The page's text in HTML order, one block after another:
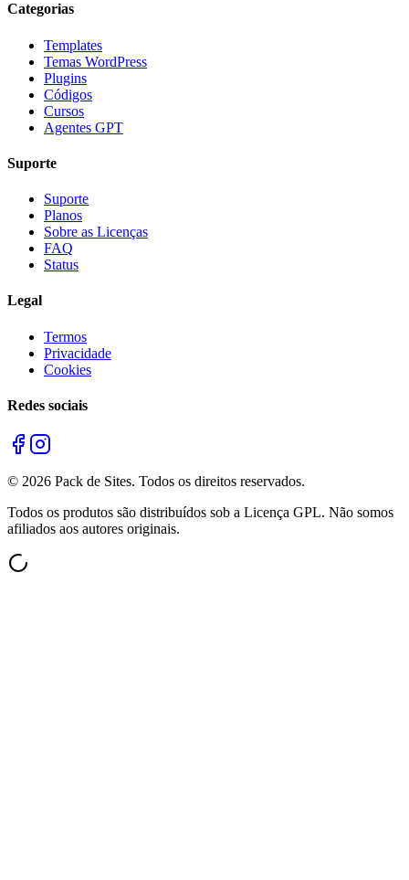
Categorias
Templates
Temas WordPress
Plugins
Códigos
Cursos
Agentes GPT
Suporte
Suporte
Planos
Sobre as Licenças
FAQ
Status
Legal
Termos
Privacidade
Cookies
Redes sociais
© 2026 Pack de Sites. Todos os direitos reservados.
Todos os produtos são distribuídos sob a Licença GPL. Não somos
afiliados aos autores originais.